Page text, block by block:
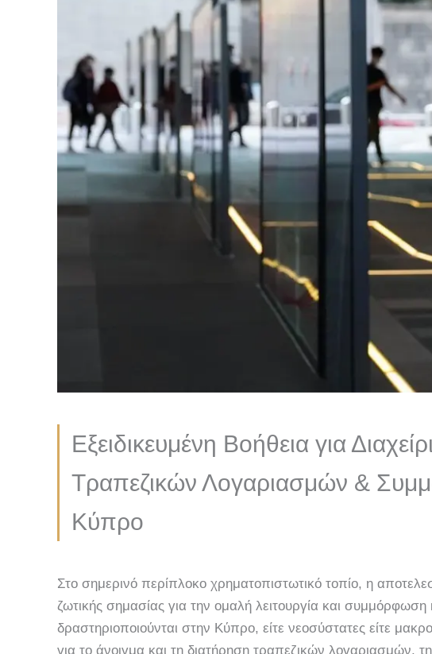
Εξειδικευμένη Βοήθεια για
Τραπεζικών Λογαριασμών &
Κύπρο
Στο σημερινό περίπλοκο χρηματοπιστωτικό τοπίο, η
ζωτικής σημασίας για την ομαλή λειτουργία και συμμόρφωση
δραστηριοποιούνται στην Κύπρο, είτε νεοσύστατες είτε
για το άνοιγμα και τη διατήρηση τραπεζικών λογαριασμών,